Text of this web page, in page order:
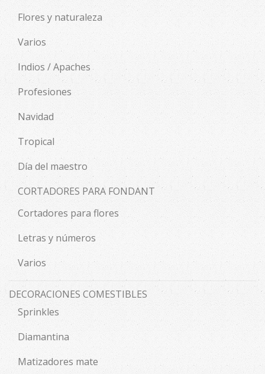
Flores y naturaleza
Varios
Indios / Apaches
Profesiones
Navidad
Tropical
Día del maestro
CORTADORES PARA FONDANT
Cortadores para flores
Letras y números
Varios
DECORACIONES COMESTIBLES
Sprinkles
Diamantina
Matizadores mate